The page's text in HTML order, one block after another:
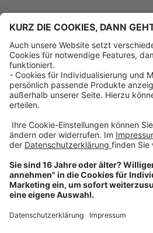
Über uns
Dehner Unternehmen
Jobs bei Dehner